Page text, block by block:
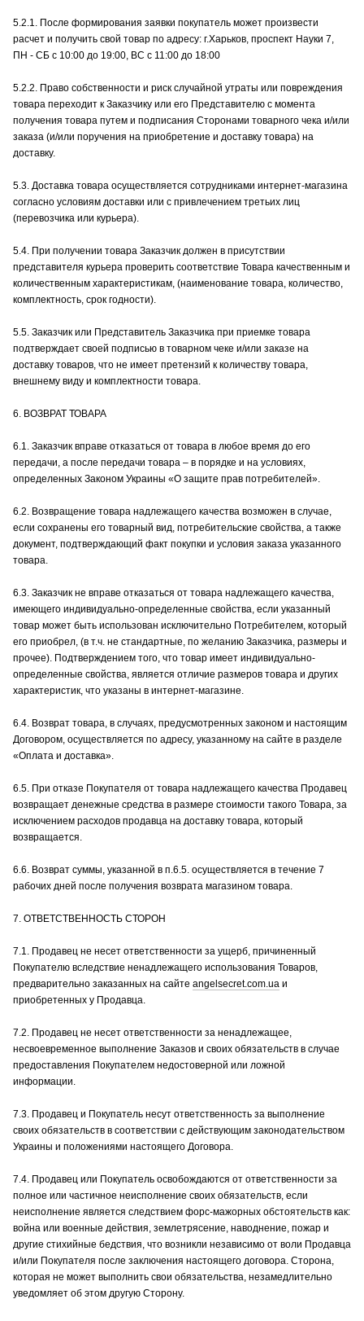
5.2.1. После формирования заявки покупатель может произвести
расчет и получить свой товар по адресу: г.Харьков, проспект Науки 7,
ПН - СБ с 10:00 до 19:00, ВС с 11:00 до 18:00
5.2.2. Право собственности и риск случайной утраты или повреждения
товара переходит к Заказчику или его Представителю с момента
получения товара путем и подписания Сторонами товарного чека и/или
заказа (и/или поручения на приобретение и доставку товара) на
доставку.
5.3. Доставка товара осуществляется сотрудниками интернет-магазина
согласно условиям доставки или с привлечением третьих лиц
(перевозчика или курьера).
5.4. При получении товара Заказчик должен в присутствии
представителя курьера проверить соответствие Товара качественным и
количественным характеристикам, (наименование товара, количество,
комплектность, срок годности).
5.5. Заказчик или Представитель Заказчика при приемке товара
подтверждает своей подписью в товарном чеке и/или заказе на
доставку товаров, что не имеет претензий к количеству товара,
внешнему виду и комплектности товара.
6. ВОЗВРАТ ТОВАРА
6.1. Заказчик вправе отказаться от товара в любое время до его
передачи, а после передачи товара – в порядке и на условиях,
определенных Законом Украины «О защите прав потребителей».
6.2. Возвращение товара надлежащего качества возможен в случае,
если сохранены его товарный вид, потребительские свойства, а также
документ, подтверждающий факт покупки и условия заказа указанного
товара.
6.3. Заказчик не вправе отказаться от товара надлежащего качества,
имеющего индивидуально-определенные свойства, если указанный
товар может быть использован исключительно Потребителем, который
его приобрел, (в т.ч. не стандартные, по желанию Заказчика, размеры и
прочее). Подтверждением того, что товар имеет индивидуально-
определенные свойства, является отличие размеров товара и других
характеристик, что указаны в интернет-магазине.
6.4. Возврат товара, в случаях, предусмотренных законом и настоящим
Договором, осуществляется по адресу, указанному на сайте в разделе
«Оплата и доставка».
6.5. При отказе Покупателя от товара надлежащего качества Продавец
возвращает денежные средства в размере стоимости такого Товара, за
исключением расходов продавца на доставку товара, который
возвращается.
6.6. Возврат суммы, указанной в п.6.5. осуществляется в течение 7
рабочих дней после получения возврата магазином товара.
7. ОТВЕТСТВЕННОСТЬ СТОРОН
7.1. Продавец не несет ответственности за ущерб, причиненный
Покупателю вследствие ненадлежащего использования Товаров,
предварительно заказанных на сайте angelsecret.com.ua и
приобретенных у Продавца.
7.2. Продавец не несет ответственности за ненадлежащее,
несвоевременное выполнение Заказов и своих обязательств в случае
предоставления Покупателем недостоверной или ложной
информации.
7.3. Продавец и Покупатель несут ответственность за выполнение
своих обязательств в соответствии с действующим законодательством
Украины и положениями настоящего Договора.
7.4. Продавец или Покупатель освобождаются от ответственности за
полное или частичное неисполнение своих обязательств, если
неисполнение является следствием форс-мажорных обстоятельств как:
война или военные действия, землетрясение, наводнение, пожар и
другие стихийные бедствия, что возникли независимо от воли Продавца
и/или Покупателя после заключения настоящего договора. Сторона,
которая не может выполнить свои обязательства, незамедлительно
уведомляет об этом другую Сторону.